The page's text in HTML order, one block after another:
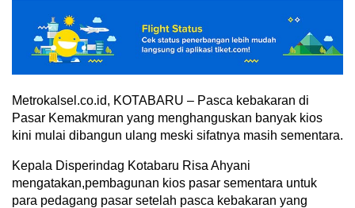
Metrokalsel.co.id, KOTABARU – Pasca kebakaran di
Pasar Kemakmuran yang menghanguskan banyak kios
kini mulai dibangun ulang meski sifatnya masih sementara.
Kepala Disperindag Kotabaru Risa Ahyani
mengatakan,pembagunan kios pasar sementara untuk
para pedagang pasar setelah pasca kebakaran yang